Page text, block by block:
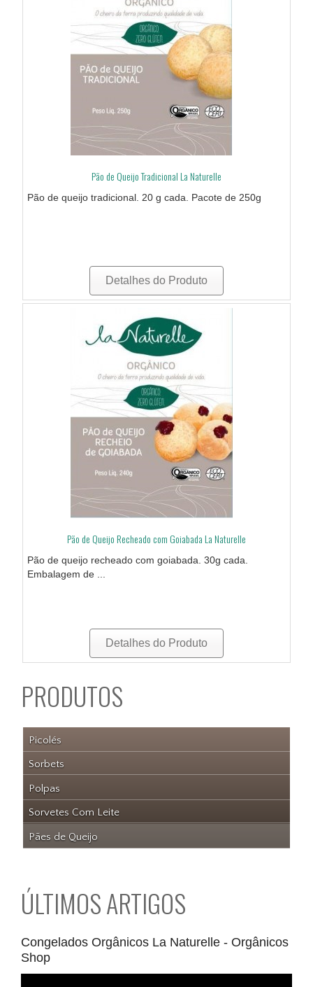
Pão de Queijo Tradicional La Naturelle
Pão de queijo tradicional. 20 g cada. Pacote de 250g
Detalhes do Produto
Pão de Queijo Recheado com Goiabada La Naturelle
Pão de queijo recheado com goiabada. 30g cada.
Embalagem de ...
Detalhes do Produto
PRODUTOS
Picolés
Sorbets
Polpas
Sorvetes Com Leite
Pães de Queijo
ÚLTIMOS ARTIGOS
Congelados Orgânicos La Naturelle - Orgânicos
Shop